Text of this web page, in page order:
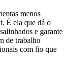
menos
É ela que dá o
e garante
de trabalho
com fio que